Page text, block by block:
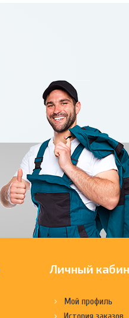
Личный
Мой профиль